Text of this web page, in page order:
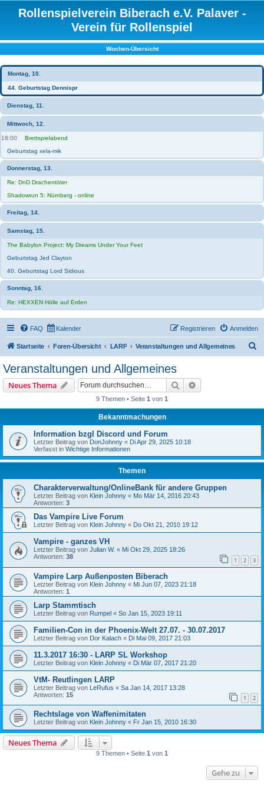
Rollenspielverein Biberach e.V. Palaver -
Verein für Rollenspiel
Wochen-Übersicht
Montag, 10.
44. Geburtstag Dennispr
Dienstag, 11.
Mittwoch, 12.
18:00
Brettspielabend
Geburtstag xela-mik
Donnerstag, 13.
Re: DnD Drachentöter
Shadowrun 5: Nürnberg - online
Freitag, 14.
Samstag, 15.
The Babylon Project: My Dreams Under Your Feet
Geburtstag Jed Clayton
40. Geburtstag Lord Sidious
Sonntag, 16.
Re: HEXXEN Hölle auf Erden
FAQ Kalender Anmelden
Registrieren
Startseite Foren-Übersicht LARP Veranstaltungen und Allgemeines
Veranstaltungen und Allgemeines
Neues Thema Suche
9 Themen • Seite 1 von 1
Bekanntmachungen
Information bzgl Discord und Forum
Letzter Beitrag von DonJohnny « Di Apr 29, 2025 10:18
Verfasst in Wichtige Informationen
Themen
Charakterverwaltung/OnlineBank für andere Gruppen
Letzter Beitrag von Klein Johnny « Mo Mär 14, 2016 20:43
Antworten: 3
Das Vampire Live Forum
Letzter Beitrag von Klein Johnny « Do Okt 21, 2010 19:12
Vampire - ganzes VH
Letzter Beitrag von Julian W. « Mi Okt 29, 2025 18:26
Antworten: 38 1 2 3
Vampire Larp Außenposten Biberach
Letzter Beitrag von Klein Johnny « Mi Jun 07, 2023 21:18
Antworten: 1
Larp Stammtisch
Letzter Beitrag von Rumpel « So Jan 15, 2023 19:11
Familien-Con in der Phoenix-Welt 27.07. - 30.07.2017
Letzter Beitrag von Dor Kalach « Di Mai 09, 2017 21:03
11.3.2017 16:30 - LARP SL Workshop
Letzter Beitrag von Klein Johnny « Di Mär 07, 2017 21:20
VtM- Reutlingen LARP
Letzter Beitrag von LeRufus « Sa Jan 14, 2017 13:28
Antworten: 15 1 2
Rechtslage von Waffenimitaten
Letzter Beitrag von Klein Johnny « Fr Jan 15, 2010 16:30
Neues Thema
9 Themen • Seite 1 von 1
Gehe zu